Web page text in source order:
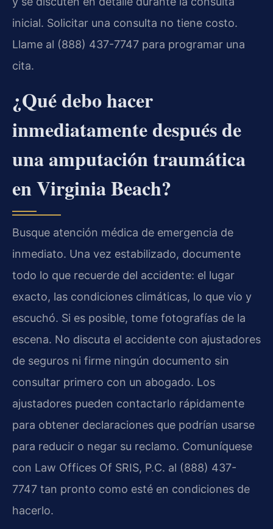
inicial. Solicitar una consulta no tiene costo.
Llame al (888) 437-7747 para programar una
cita.
¿Qué debo hacer
inmediatamente después de
una amputación traumática
en Virginia Beach?
Busque atención médica de emergencia de
inmediato. Una vez estabilizado, documente
todo lo que recuerde del accidente: el lugar
exacto, las condiciones climáticas, lo que vio y
escuchó. Si es posible, tome fotografías de la
escena. No discuta el accidente con ajustadores
de seguros ni firme ningún documento sin
consultar primero con un abogado. Los
ajustadores pueden contactarlo rápidamente
para obtener declaraciones que podrían usarse
para reducir o negar su reclamo. Comuníquese
con Law Offices Of SRIS, P.C. al (888) 437-
7747 tan pronto como esté en condiciones de
hacerlo.